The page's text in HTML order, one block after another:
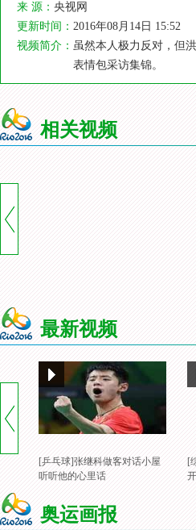
来 源： 央视网
更新时间： 2016年08月14日 15:52
视频简介： 虽然本人极力反对，但
表情包采访集锦。
相关视频
最新视频
[乒乓球]张继科做客对话小屋
听听他的心里话
[
奥运画报